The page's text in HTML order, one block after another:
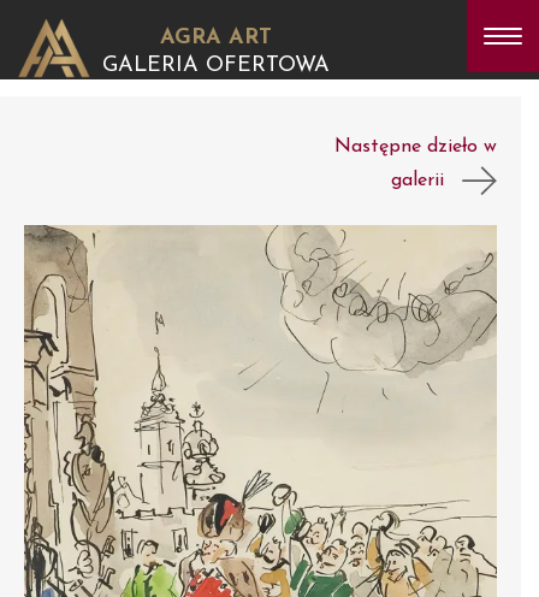
AGRA ART
GALERIA OFERTOWA
Następne dzieło w
galerii